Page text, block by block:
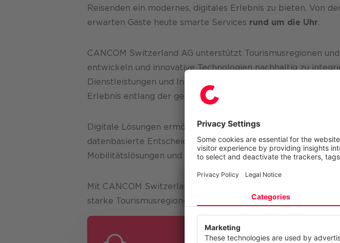
Reisenden ein modernes, digitales Erlebnis zu bieten. Von
erwarten Gäste heute smarte Services rund um die Uhr.
CANCOM Switzerland AG unterstützt Tourismusregionen
entwickeln und innovative Technologien nachhaltig zu
Dienstleistungen und Infrastrukturen entstehen effiziente
Erlebnis entlang der gesamtenGuest Journey
Digitale Lösungen ermöglichen eine intelligente Nutzung von
datenbasierte Entscheidungen für eine nachhaltige
Mobilitätslösungen und integrierte Buchungssysteme
Mit CANCOM Switzerland AG gestalten Sie die
starke Tourismusregionen in
.
Diese Website verwendet Cookies und
anzubieten, stetig zu verbessern und